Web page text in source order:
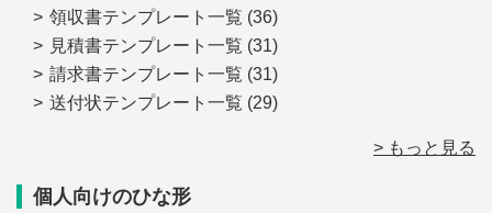
領収書テンプレート一覧 (36)
見積書テンプレート一覧 (31)
請求書テンプレート一覧 (31)
送付状テンプレート一覧 (29)
> もっと見る
個人向けのひな形